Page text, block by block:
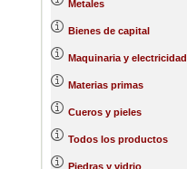
Metales
Bienes de capital
Maquinaria y electricidad
Materias primas
Cueros y pieles
Todos los productos
Piedras y vidrio